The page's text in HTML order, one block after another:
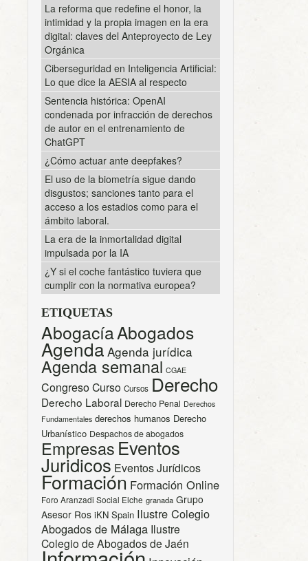
La reforma que redefine el honor, la
intimidad y la propia imagen en la era
digital: claves del Anteproyecto de Ley
Orgánica
Ciberseguridad en Inteligencia Artificial:
Lo que dice la AESIA al respecto
Sentencia histórica: OpenAI
condenada por infracción de derechos
de autor en el entrenamiento de
ChatGPT
¿Cómo actuar ante deepfakes?
El uso de la biometría sigue dando
disgustos; sanciones tanto para el
acceso a los estadios como para el
ámbito laboral.
La era de la inmortalidad digital
impulsada por la IA
¿Y si el coche fantástico tuviera que
cumplir con la normativa europea?
ETIQUETAS
AbogacíaAbogados
Agenda Agenda jurídica
Agenda semanal CGAE
CongresoCurso Cursos Derecho
Derecho Laboral Derecho Penal Derechos
Fundamentales derechos humanos Derecho
Urbanístico Despachos de abogados
Empresas Eventos
Juridicos Eventos Jurídicos
Formación Formación Online
Foro Aranzadi Social Elche granada Grupo
Asesor Ros iKN Spain Ilustre Colegio
Abogados de Málaga Ilustre
Colegio de Abogados de Jaén